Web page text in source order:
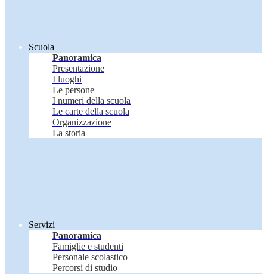
Scuola
Panoramica
Presentazione
I luoghi
Le persone
I numeri della scuola
Le carte della scuola
Organizzazione
La storia
Servizi
Panoramica
Famiglie e studenti
Personale scolastico
Percorsi di studio